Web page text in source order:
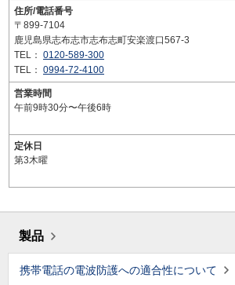
住所/電話番号
〒899-7104
鹿児島県志布志市志布志町安楽渡口567-3
TEL： 0120-589-300
TEL： 0994-72-4100
営業時間
午前9時30分〜午後6時
定休日
第3木曜
製品
携帯電話の電波防護への適合性について